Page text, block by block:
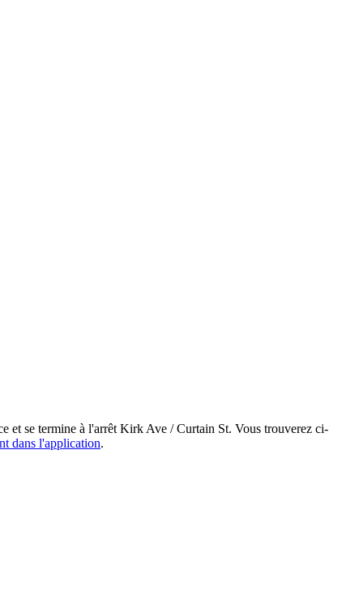
et se termine à l'arrêt Kirk Ave / Curtain St. Vous trouverez ci-
dans l'application.